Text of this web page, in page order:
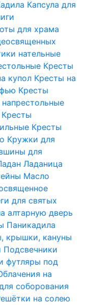
Капсула для
для храма
нательные
Кресты
купол Кресты на
Кресты
Кресты
Кресты
Кружки для
для
Ладаница
Масло
для святых
алтарную дверь
Паникадила
крышки, кануны
Подсвечники
футляры под
на
соборования
на солею